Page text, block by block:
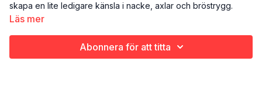
skapa en lite ledigare känsla i nacke, axlar och bröstrygg.
Nacke, axlar & bröstrygg
Läs mer
Abonnera för att titta